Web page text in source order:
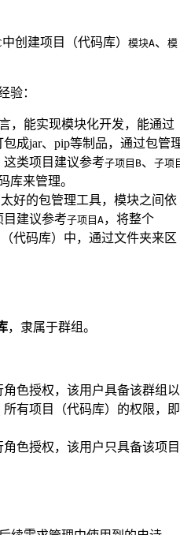
中创建项目（代码库） 模块A、 模
验：
，能实现模块化开发，能通过
成jar、pip等制品，通过包管
类项目建议参考子项目B、 子项
库来管理。
好的包管理工具，模块之间依
目建议参考子项目A，将整个
代码库）中，通过文件夹来区
，隶属于群组。
色授权，该用户具备该群组以
有项目（代码库）的权限，即
色授权，该用户只具备该项目